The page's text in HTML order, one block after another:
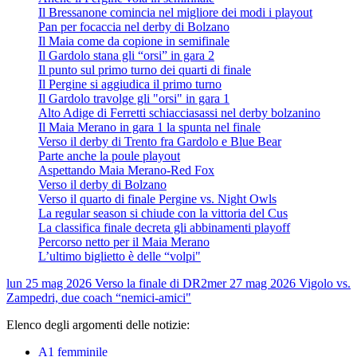
Il Bressanone comincia nel migliore dei modi i playout
Pan per focaccia nel derby di Bolzano
Il Maia come da copione in semifinale
Il Gardolo stana gli “orsi” in gara 2
Il punto sul primo turno dei quarti di finale
Il Pergine si aggiudica il primo turno
Il Gardolo travolge gli "orsi" in gara 1
Alto Adige di Ferretti schiacciasassi nel derby bolzanino
Il Maia Merano in gara 1 la spunta nel finale
Verso il derby di Trento fra Gardolo e Blue Bear
Parte anche la poule playout
Aspettando Maia Merano-Red Fox
Verso il derby di Bolzano
Verso il quarto di finale Pergine vs. Night Owls
La regular season si chiude con la vittoria del Cus
La classifica finale decreta gli abbinamenti playoff
Percorso netto per il Maia Merano
L’ultimo biglietto è delle “volpi"
lun 25 mag 2026 Verso la finale di DR2mer 27 mag 2026 Vigolo vs.
Zampedri, due coach “nemici-amici"
Elenco degli argomenti delle notizie:
A1 femminile